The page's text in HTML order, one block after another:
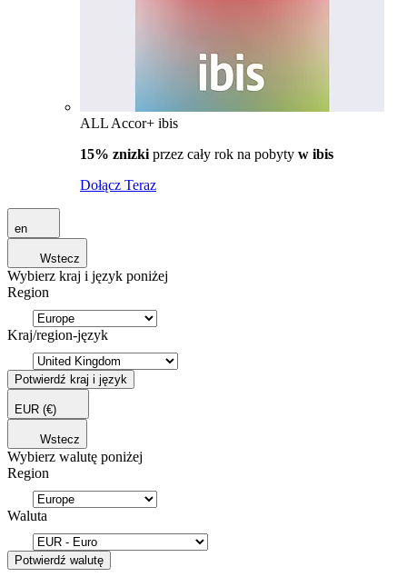
ALL Accor+ ibis
15% znizki przez cały rok na pobyty w ibis
Dołącz Teraz
en
Wstecz
Wybierz kraj i język poniżej
Region
Kraj/region-język
Potwierdź kraj i język
EUR (€)
Wstecz
Wybierz walutę poniżej
Region
Waluta
Potwierdź walutę